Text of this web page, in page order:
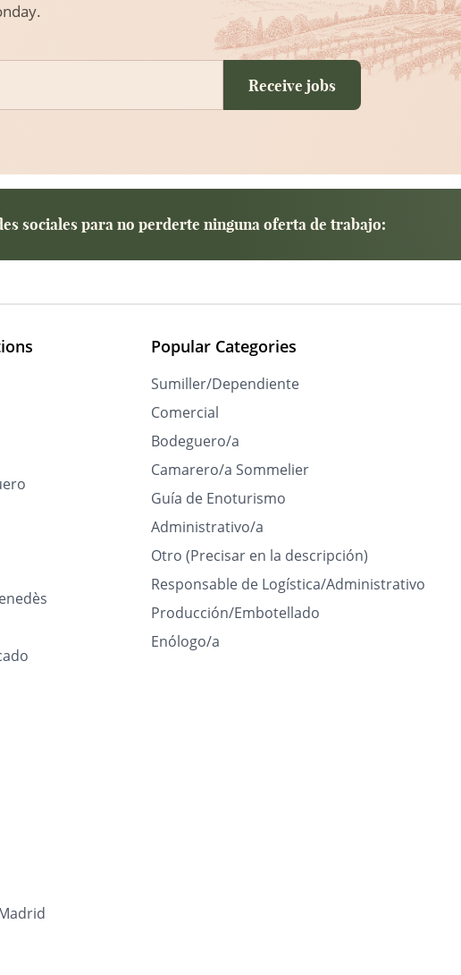
Receive jobs
sociales para no perderte ninguna oferta de trabajo:
Popular Categories
Sumiller/Dependiente
Comercial
Bodeguero/a
Camarero/a Sommelier
Guía de Enoturismo
Administrativo/a
Otro (Precisar en la descripción)
Responsable de Logística/Administrativo
Producción/Embotellado
Enólogo/a